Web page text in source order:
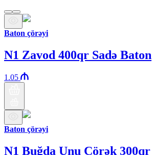
Baton çörəyi
N1 Zavod 400qr Sadə Baton
1.05
Baton çörəyi
N1 Buğda Unu Çörək 300qr